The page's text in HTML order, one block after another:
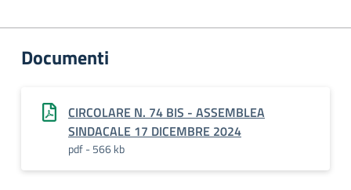
Documenti
CIRCOLARE N. 74 BIS - ASSEMBLEA
SINDACALE 17 DICEMBRE 2024
pdf - 566 kb